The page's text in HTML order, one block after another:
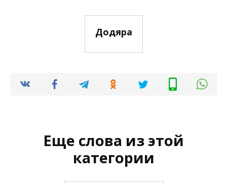
Додяра
Еще слова из этой
категории